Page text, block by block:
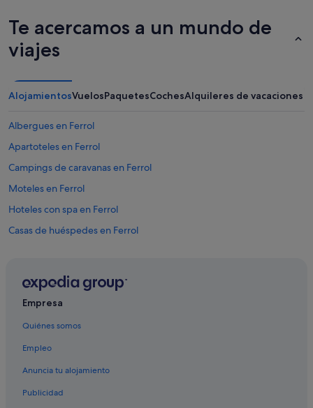
Te acercamos a un mundo de
viajes
AlojamientosVuelosPaquetesCochesAlquileres de vacaciones
Albergues en Ferrol
Apartoteles en Ferrol
Campings de caravanas en Ferrol
Moteles en Ferrol
Hoteles con spa en Ferrol
Casas de huéspedes en Ferrol
Zenit hoteles en Ferrol
Cabañas en Serantes
Cabañas en A Magdalena
A Magdalena hoteles
Empresa
Quiénes somos
Empleo
Anuncia tu alojamiento
Publicidad